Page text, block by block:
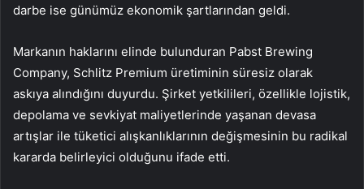
darbe ise günümüz ekonomik şartlarından geldi.
Markanın haklarını elinde bulunduran Pabst Brewing
Company, Schlitz Premium üretiminin süresiz olarak
askıya alındığını duyurdu. Şirket yetkilileri, özellikle lojistik,
depolama ve sevkiyat maliyetlerinde yaşanan devasa
artışlar ile tüketici alışkanlıklarının değişmesinin bu radikal
kararda belirleyici olduğunu ifade etti.